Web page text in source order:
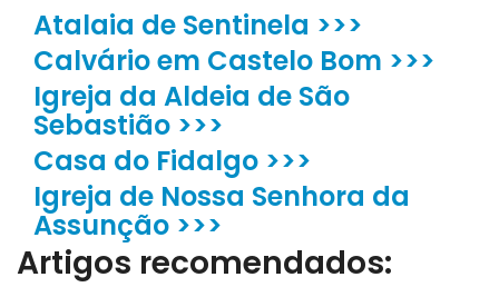
Atalaia de Sentinela >>>
Calvário em Castelo Bom >>>
Igreja da Aldeia de São
Sebastião >>>
Casa do Fidalgo >>>
Igreja de Nossa Senhora da
Assunção >>>
Artigos recomendados: